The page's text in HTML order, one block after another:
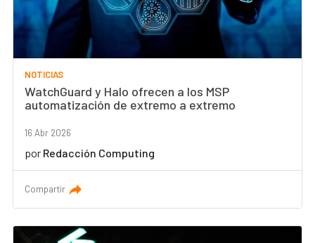
NOTICIAS
WatchGuard y Halo ofrecen a los MSP
automatización de extremo a extremo
16 Abr 2026
por Redacción Computing
Compartir